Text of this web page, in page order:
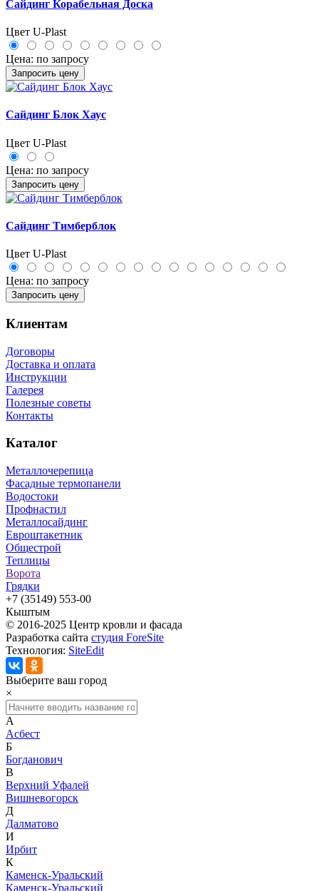
Сайдинг Корабельная Доска
Цвет U-Plast
Цена: по запросу
Запросить цену
Сайдинг Блок Хаус
Цвет U-Plast
Цена: по запросу
Запросить цену
Сайдинг Тимберблок
Цвет U-Plast
Цена: по запросу
Запросить цену
Клиентам
Договоры
Доставка и оплата
Инструкции
Галерея
Полезные советы
Контакты
Каталог
Металлочерепица
Фасадные термопанели
Водостоки
Профнастил
Металлосайдинг
Евроштакетник
Общестрой
Теплицы
Ворота
Грядки
+7 (35149) 553-00
Кыштым
© 2016-2025 Центр кровли и фасада
Разработка сайта студия ForeSite
Технология: SiteEdit
Выберите ваш город
×
А
Асбест
Б
Богданович
В
Верхний Уфалей
Вишневогорск
Д
Далматово
И
Ирбит
К
Каменск-Уральский
Каменск-Уральский